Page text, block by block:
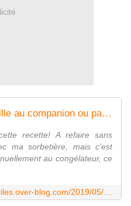
Glace onctueuse à la vanille au companion ou pas - Mes Meilleures Recettes Faciles
recette! A refaire sans
ma sorbetière, mais c'est
au congélateur, ce